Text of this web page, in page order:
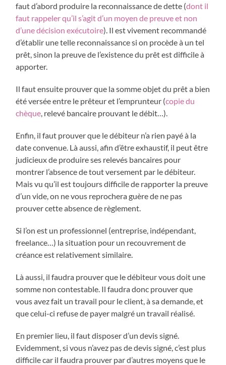
faut d’abord produire la reconnaissance de dette (dont il
faut rappeler qu’il s’agit d’un moyen de preuve et non
d’une décision exécutoire). Il est vivement recommandé
d’établir une telle reconnaissance si on procède à un tel
prêt, sinon la preuve de l’existence du prêt est difficile à
apporter.
Il faut ensuite prouver que la somme objet du prêt a bien
été versée entre le prêteur et l’emprunteur (copie du
chèque, relevé bancaire prouvant le débit…).
Enfin, il faut prouver que le débiteur n’a rien payé à la
date convenue. Là aussi, afin d’être exhaustif, il peut être
judicieux de produire ses relevés bancaires pour
montrer l’absence de tout versement par le débiteur.
Mais vu qu’il est toujours difficile de rapporter la preuve
d’un vide, on ne vous reprochera guère de ne pas
prouver cette absence de règlement.
Si l’on est un professionnel (entreprise, indépendant,
freelance…) la situation pour un recouvrement de
créance est relativement similaire.
Là aussi, il faudra prouver que le débiteur vous doit une
somme non contestable. Il faudra donc prouver que
vous avez fait un travail pour le client, à sa demande, et
que celui-ci refuse de payer malgré un travail réalisé.
En premier lieu, il faut disposer d’un devis signé.
Evidemment, si vous n’avez pas de devis signé, c’est plus
difficile car il faudra prouver par d’autres moyens que le